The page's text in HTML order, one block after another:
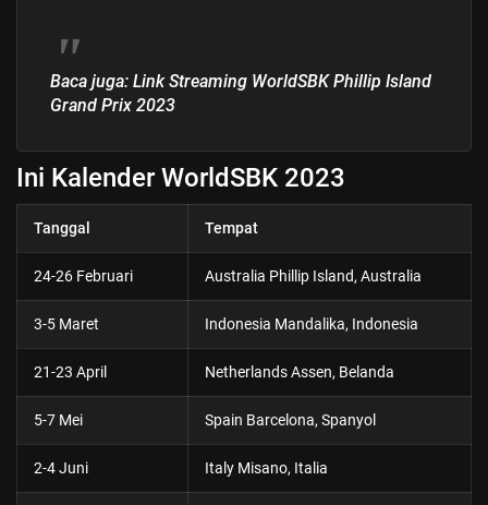
Baca juga: Link Streaming WorldSBK Phillip Island
Grand Prix 2023
Ini Kalender WorldSBK 2023
Tanggal Tempat
24-26 Februari Australia Phillip Island, Australia
3-5 Maret Indonesia Mandalika, Indonesia
21-23 April Netherlands Assen, Belanda
5-7 Mei Spain Barcelona, Spanyol
2-4 Juni Italy Misano, Italia